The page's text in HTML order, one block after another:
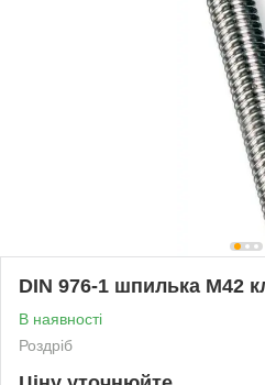
DIN 976-1 шпилька М42
В наявності
Роздріб